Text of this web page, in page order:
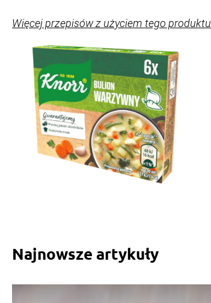
Więcej przepisów z użyciem tego produktu
Najnowsze artykuły